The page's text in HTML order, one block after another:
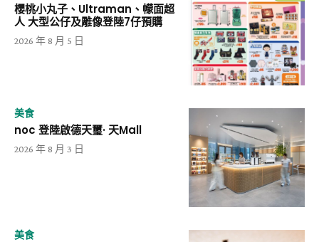
櫻桃小丸子、Ultraman、幪面超
人 大型公仔及雕像登陸7仔預購
2026 年 8 月 5 日
美食
noc 登陸啟德天璽· 天Mall
2026 年 8 月 3 日
美食